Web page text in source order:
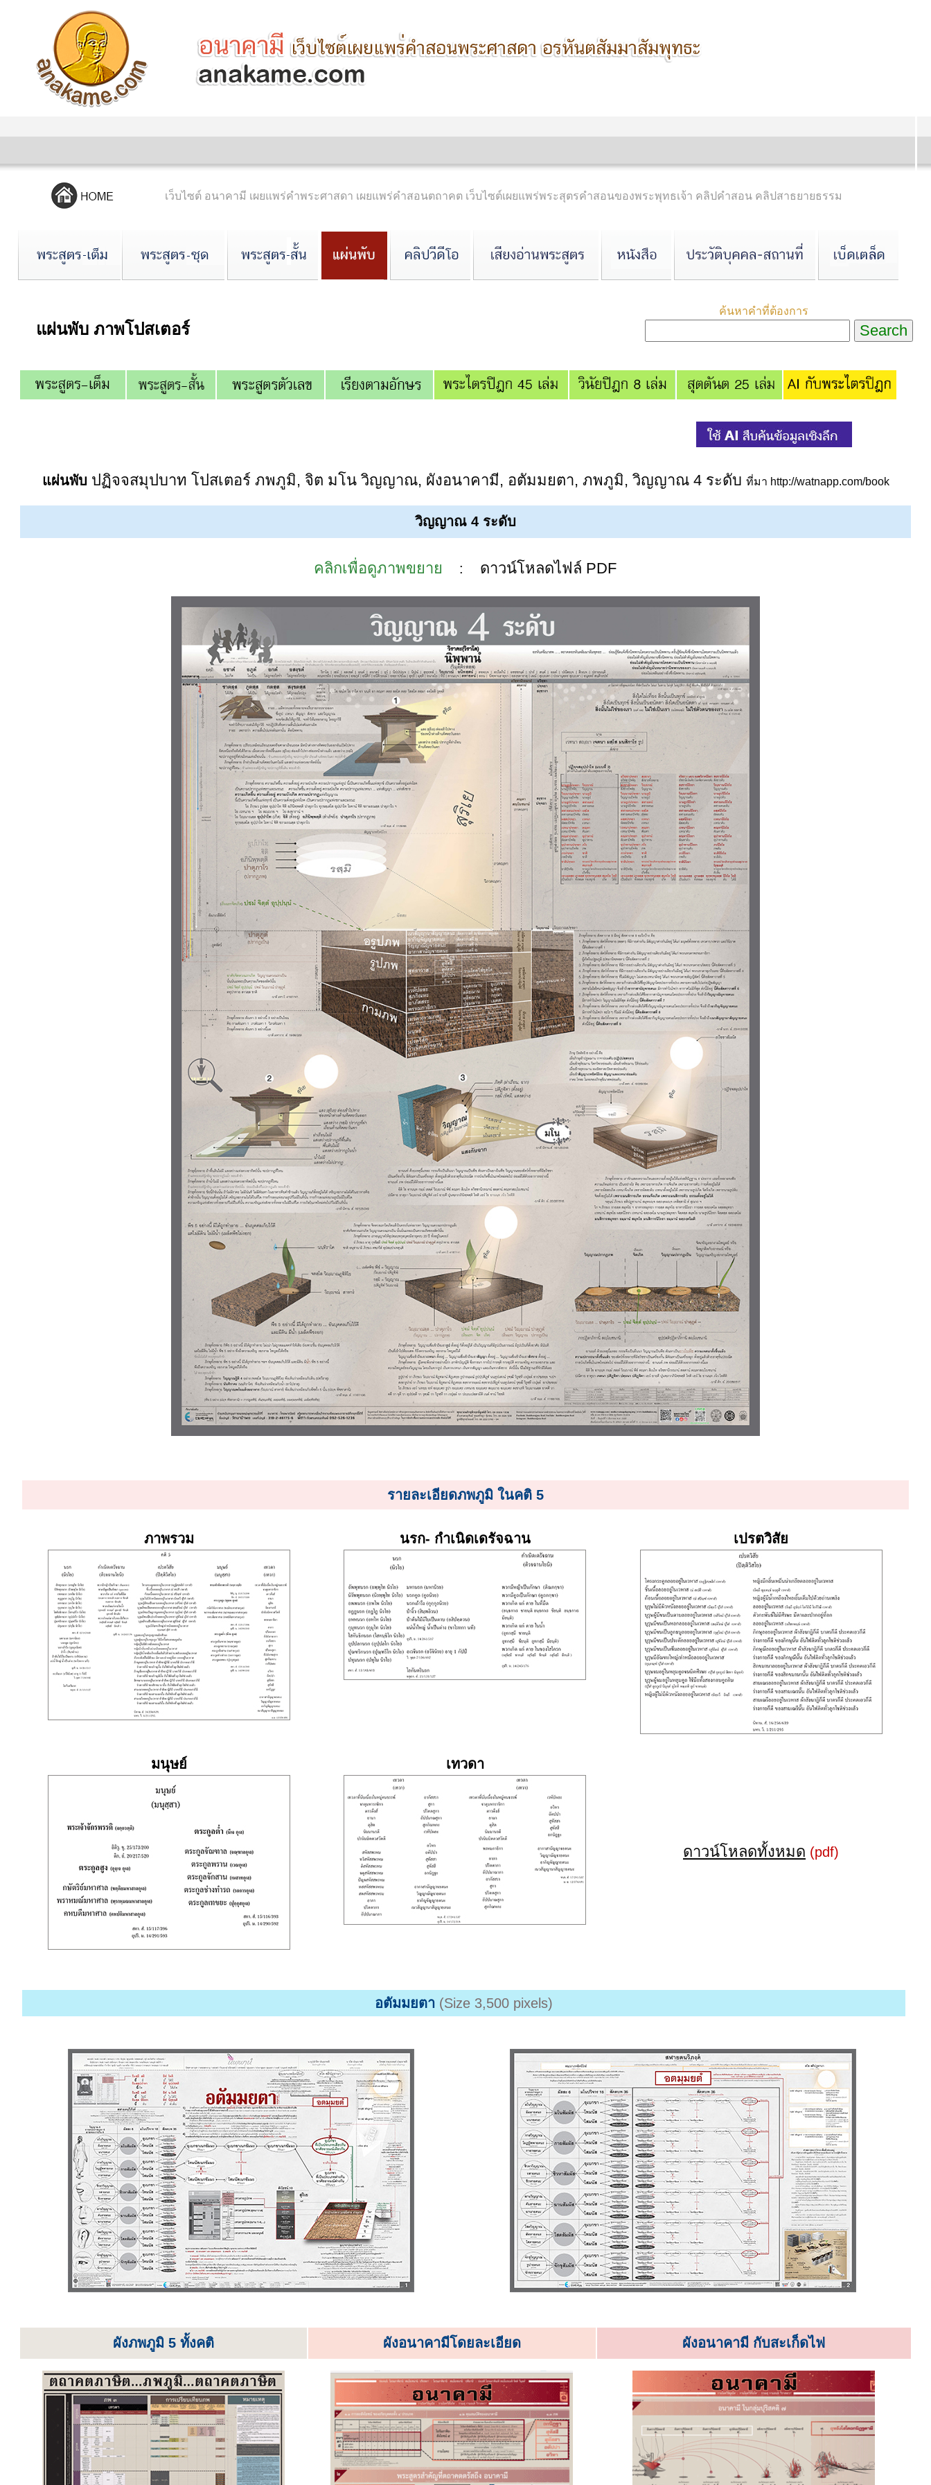
เว็บไซต์ อนาคามี เผยแพร่คำพระศาสดา เผยแพร่คำสอนตถาคต เว็บไซต์เผยแพร่พระสุตรคำสอนของพระพุทธเจ้า คลิปคำสอน คลิปสาธยายธรรม
แผ่นพับ ภาพโปสเตอร์
ค้นหาคำที่ต้องการ
แผ่นพับ ปฏิจจสมุปบาท โปสเตอร์ ภพภูมิ, จิต มโน วิญญาณ, ผังอนาคามี, อตัมมยตา, ภพภูมิ, วิญญาณ 4 ระดับ ที่มา http://watnapp.com/book
วิญญาณ 4 ระดับ
คลิกเพื่อดูภาพขยาย : ดาวน์โหลดไฟล์ PDF
รายละเอียดภพภูมิ ในคติ 5
ภาพรวม นรก- กำเนิดเดรัจฉาน เปรตวิสัย
มนุษย์ เทวดา
ดาวน์โหลดทั้งหมด (pdf)
อตัมมยตา(Size 3,500 pixels)
ผังภพภูมิ 5 ทั้งคติ ผังอนาคามีโดยละเอียด ผังอนาคามี กับสะเก็ดไฟ